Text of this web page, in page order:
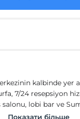
kalbinde yer
7/24 resepsiyon
salonu, lobi bar ve
restoranı ile
Показати більше